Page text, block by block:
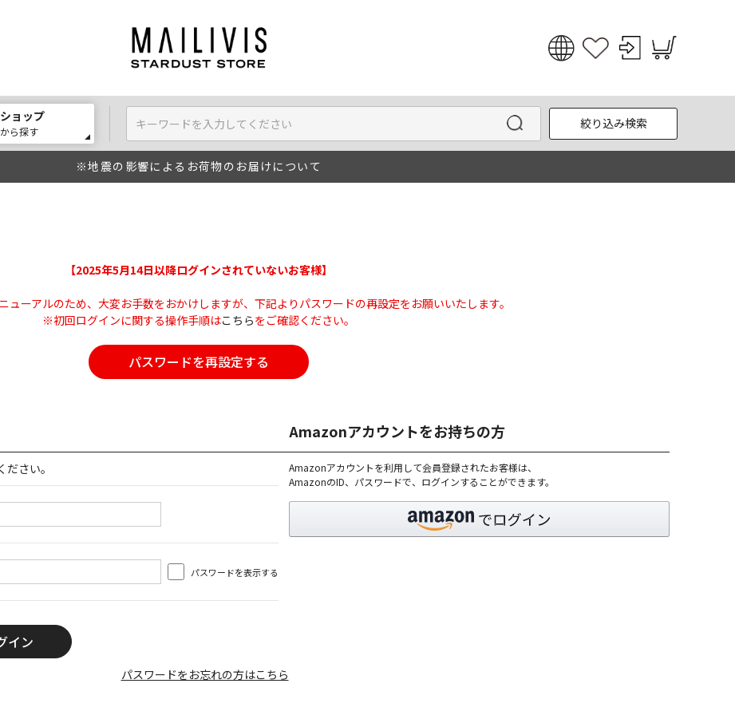
English
한국어
ショップ
から探す
絞り込み検索
※地震の影響によるお荷物のお届けについて
【2025年5月14日以降ログインされていないお客様】
ューアルのため、大変お手数をおかけしますが、下記よりパスワードの再設定をお願いいたします。
※初回ログインに関する操作手順はこちらをご確認ください。
パスワードを再設定する
さい。
パスワードを表示する
パスワードをお忘れの方はこちら
Amazonアカウントをお持ちの方
Amazonアカウントを利用して会員登録されたお客様は、
AmazonのID、パスワードで、ログインすることができます。